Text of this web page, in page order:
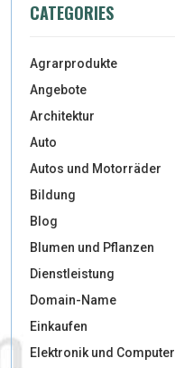
CATEGORIES
Agrarprodukte
Angebote
Architektur
Auto
Autos und Motorräder
Bildung
Blog
Blumen und Pflanzen
Dienstleistung
Domain-Name
Einkaufen
Elektronik und Computer